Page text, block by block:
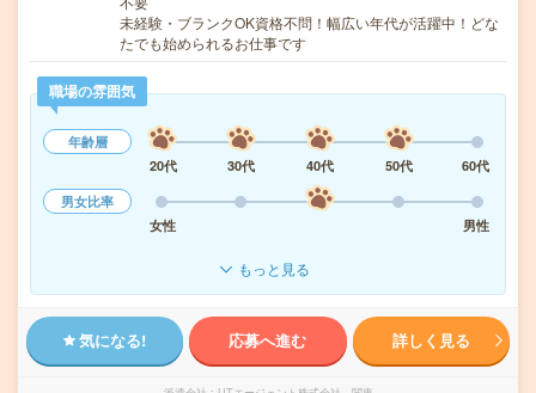
未経験・ブランクOK資格不問！幅広い年代が活躍中！どな
たでも始められるお仕事です
職場の雰囲気
年齢層
20代
30代 40代 50代
60代
男女比率
女性
男性
もっと見る
気になる! 応募へ進む 詳しく見る